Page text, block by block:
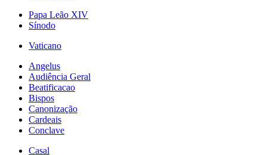
Papa Leão XIV
Sínodo
Vaticano
Angelus
Audiência Geral
Beatificacao
Bispos
Canonização
Cardeais
Conclave
Casal